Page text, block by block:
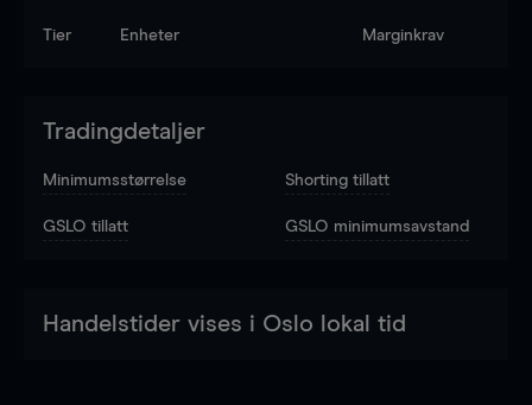
Tier Enheter Marginkrav
Tradingdetaljer
Minimumsstørrelse Shorting tillatt
GSLO tillatt GSLO minimumsavstand
Handelstider vises i Oslo lokal tid